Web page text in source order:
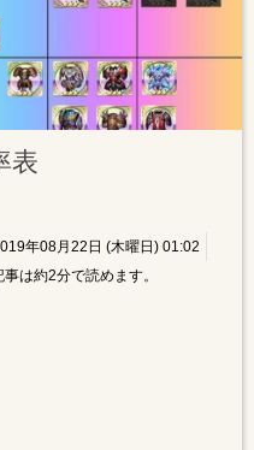
表
年08月22日 (木曜日) 01:02
事は約2分で読めます。